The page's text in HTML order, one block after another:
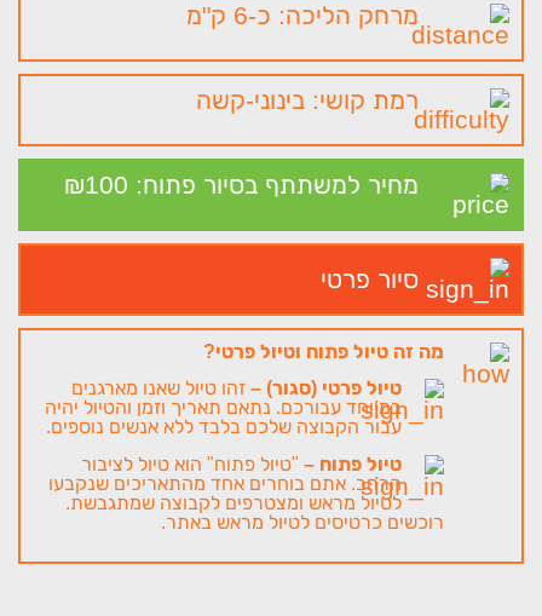
מרחק הליכה: כ-6 ק"מ
רמת קושי: בינוני-קשה
מחיר למשתתף בסיור פתוח: 100 ₪
סיור פרטי
מה זה טיול פתוח וטיול פרטי?
טיול פרטי (סגור) – זהו טיול שאנו מארגנים
במיוחד עבורכם. נתאם תאריך וזמן והטיול יהיה
עבור הקבוצה שלכם בלבד ללא אנשים נוספים.
טיול פתוח – "טיול פתוח" הוא טיול לציבור
הרחב. אתם בוחרים אחד מהתאריכים שנקבעו
לטיול מראש ומצטרפים לקבוצה שמתגבשת.
רוכשים כרטיסים לטיול מראש באתר.